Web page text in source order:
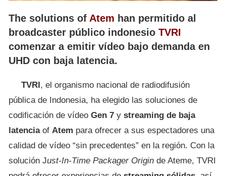
The solutions of Atem han permitido al
broadcaster público indonesio TVRI
comenzar a emitir vídeo bajo demanda en
UHD con baja latencia.
TVRI, el organismo nacional de radiodifusión
pública de Indonesia, ha elegido las soluciones de
codificación de vídeo Gen 7 y streaming de baja
latenciaof Atem para ofrecer a sus espectadores una
calidad de vídeo “sin precedentes” en la región. Con la
solución Just-In-Time Packager Origin de Ateme, TVRI